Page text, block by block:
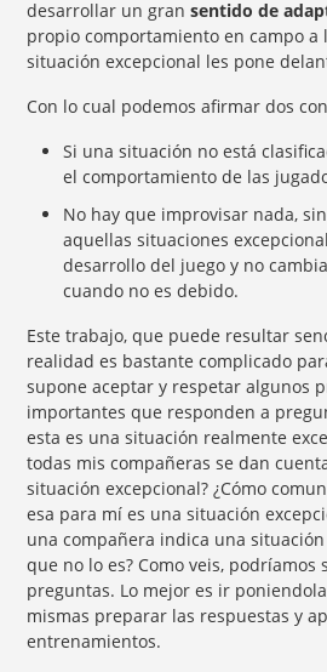
desarrollar un gransentido de
propio comportamiento en campo a
situación excepcional les pone
Con lo cual podemos afirmar dos
Si una situación no está
el comportamiento de las
No hay que improvisar nada,
aquellas situaciones
desarrollo del juego y no
cuando no es debido.
Este trabajo, que puede resultar
realidad es bastante complicado
supone aceptar y respetar algunos
importantes que responden a
esta es una situación realmente
todas mis compañeras se dan
situación excepcional? ¿Cómo
esa para mí es una situación
una compañera indica una
que no lo es? Como veis,
preguntas. Lo mejor es ir
mismas preparar las respuestas y
entrenamientos.